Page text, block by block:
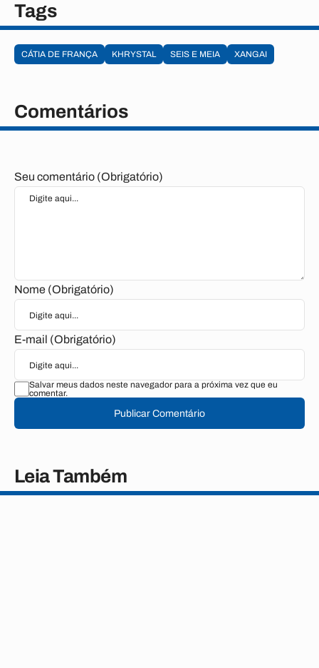
Tags
CÁTIA DE FRANÇA KHRYSTAL SEIS E MEIA XANGAI
Comentários
Seu comentário (Obrigatório)
Nome (Obrigatório)
E-mail (Obrigatório)
Salvar meus dados neste navegador para a próxima vez que eu
comentar.
Publicar Comentário
Leia Também